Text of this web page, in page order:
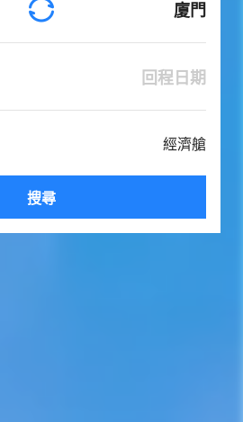
廈門
回程日期
經濟艙
搜尋